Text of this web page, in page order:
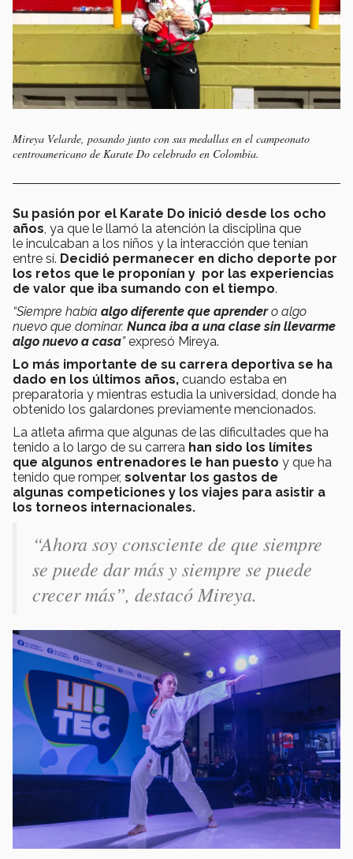
Mireya Velarde, posando junto con sus medallas en el campeonato
centroamericano de Karate Do celebrado en Colombia.
Su pasión por el Karate Do inició desde los ocho
años , ya que le llamó la atención la disciplina que
le inculcaban a los niños y la interacción que tenían
entre sí. Decidió permanecer en dicho deporte por
los retos que le proponían y por las experiencias
de valor que iba sumando con el tiempo.
“Siempre había algo diferente que aprendero algo
nuevo que dominar. Nunca iba a una clase sin llevarme
algo nuevo a casa”expresó Mireya.
Lo más importante de su carrera deportiva se ha
dado en los últimos años, cuando estaba en
preparatoria y mientras estudia la universidad, donde ha
obtenido los galardones previamente mencionados.
La atleta afirma que algunas de las dificultades que ha
tenido a lo largo de su carrera han sido los límites
que algunos entrenadores le han puesto y que ha
tenido que romper, solventar los gastos de
algunas competiciones y los viajes para asistir a
los torneos internacionales.
“Ahora soy consciente de que siempre
se puede dar más y siempre se puede
crecer más”, destacó Mireya.